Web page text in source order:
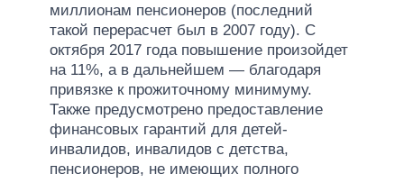
миллионам пенсионеров (последний
такой перерасчет был в 2007 году). С
октября 2017 года повышение произойдет
на 11%, а в дальнейшем — благодаря
привязке к прожиточному минимуму.
Также предусмотрено предоставление
финансовых гарантий для детей-
инвалидов, инвалидов с детства,
пенсионеров, не имеющих полного